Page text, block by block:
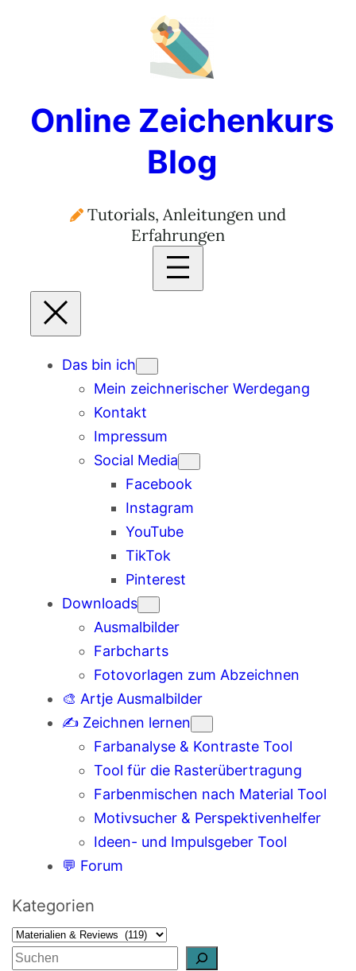
Online Zeichenkurs
Blog
Tutorials, Anleitungen und
Erfahrungen
Das bin ich
Mein zeichnerischer Werdegang
Kontakt
Impressum
Social Media
Facebook
Instagram
YouTube
TikTok
Pinterest
Downloads
Ausmalbilder
Farbcharts
Fotovorlagen zum Abzeichnen
🎨 Artje Ausmalbilder
✍️ Zeichnen lernen
Farbanalyse & Kontraste Tool
Tool für die Rasterübertragung
Farbenmischen nach Material Tool
Motivsucher & Perspektivenhelfer
Ideen- und Impulsgeber Tool
💬 Forum
Kategorien
S